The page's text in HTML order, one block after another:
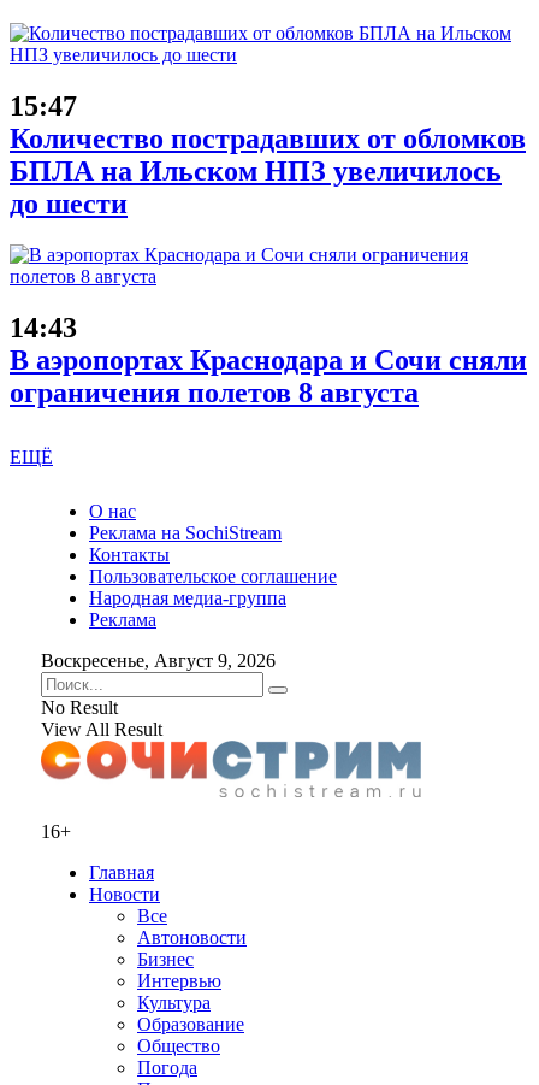
15:47
Количество пострадавших от обломков
БПЛА на Ильском НПЗ увеличилось
до шести
14:43
В аэропортах Краснодара и Сочи сняли
ограничения полетов 8 августа
ЕЩЁ
О нас
Реклама на SochiStream
Контакты
Пользовательское соглашение
Народная медиа-группа
Реклама
Воскресенье, Август 9, 2026
No Result
View All Result
16+
Главная
Новости
Все
Автоновости
Бизнес
Интервью
Культура
Образование
Общество
Погода